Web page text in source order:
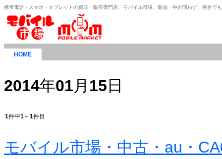
携帯電話・スマホ・タブレットの買取・販売専門店、モバイル市場。新品・中古問わず、何台で
HOME
2014年01月 15 日
1件中1～1件目
モバイル市場・中古・au・